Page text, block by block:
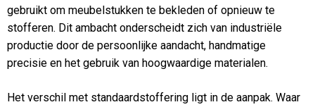
gebruikt om meubelstukken te bekleden of opnieuw te
stofferen. Dit ambacht onderscheidt zich van industriële
productie door de persoonlijke aandacht, handmatige
precisie en het gebruik van hoogwaardige materialen.
Het verschil met standaardstoffering ligt in de aanpak. Waar